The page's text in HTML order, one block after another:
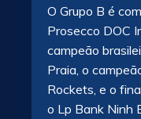
O Grupo B é
Prosecco DOC
campeão
Praia, o
Rockets, e o
o Lp Bank Ninh